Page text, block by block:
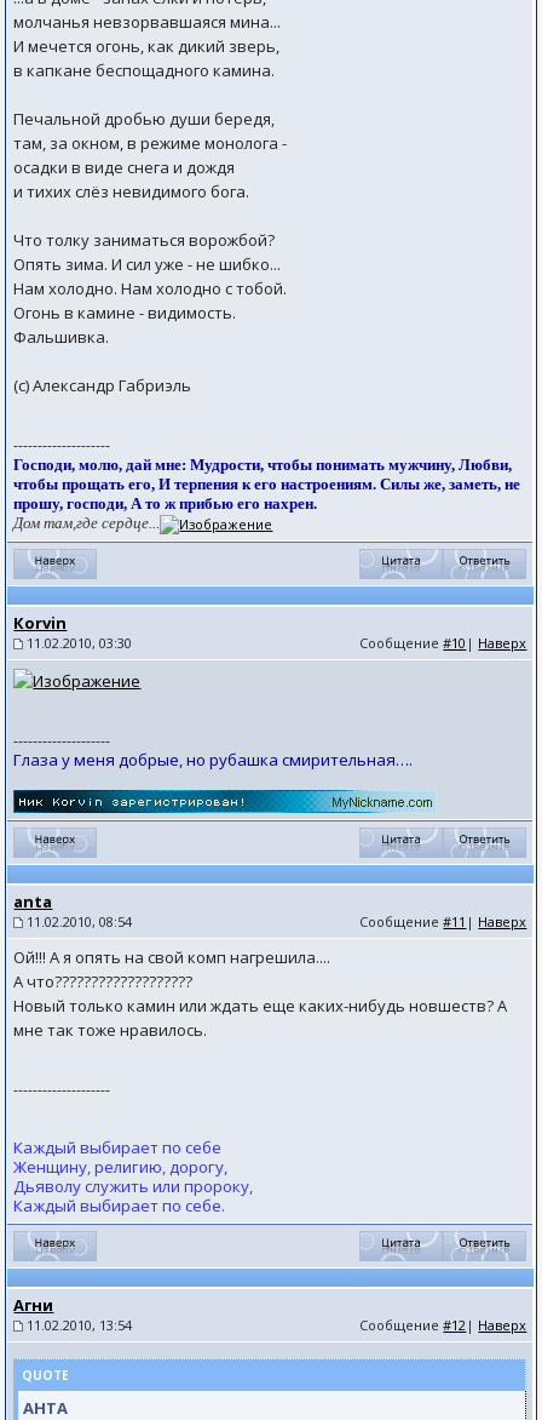
молчанья невзорвавшаяся мина...
И мечется огонь, как дикий зверь,
в капкане беспощадного камина.
Печальной дробью души бередя,
там, за окном, в режиме монолога -
осадки в виде снега и дождя
и тихих слёз невидимого бога.
Что толку заниматься ворожбой?
Опять зима. И сил уже - не шибко...
Нам холодно. Нам холодно с тобой.
Огонь в камине - видимость.
Фальшивка.
(с) Александр Габриэль
--------------------
Господи, молю, дай мне: Мудрости, чтобы понимать мужчину, Любви,
чтобы прощать его, И терпения к его настроениям. Силы же, заметь, не
прошу, господи, А то ж прибью его нахрен.
Дом там,где сердце...
Коrvin
11.02.2010, 03:30 Сообщение#10 | Наверх
--------------------
Глаза у меня добрые, но рубашка смирительная….
anta
11.02.2010, 08:54 Сообщение#11 | Наверх
Ой!!! А я опять на свой комп нагрешила....
А что???????????????????
Новый только камин или ждать еще каких-нибудь новшеств? А
мне так тоже нравилось.
--------------------
Каждый выбирает по себе
Женщину, религию, дорогу,
Дьяволу служить или пророку,
Каждый выбирает по себе.
Агни
11.02.2010, 13:54 Сообщение#12 | Наверх
QUOTE
АНТА